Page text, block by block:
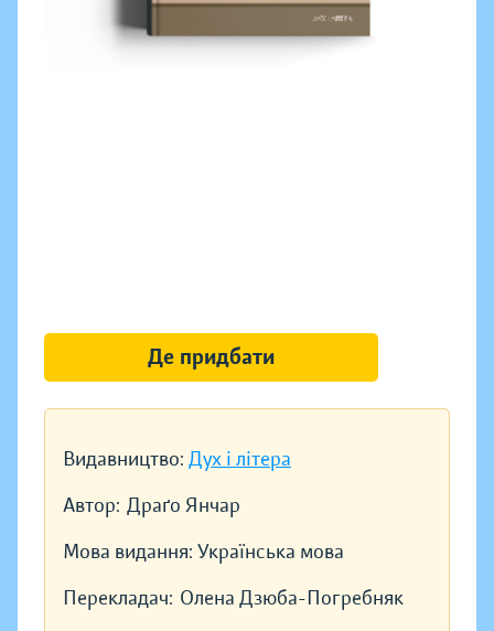
Видавництво: Дух і літера
Автор: Драґо Янчар
Мова видання: Українська мова
Перекладач: Олена Дзюба-Погребняк
Де придбати